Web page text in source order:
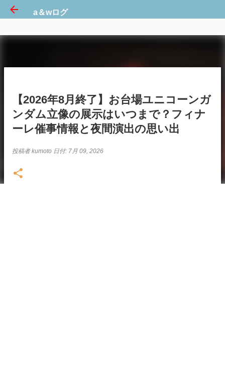
スキップしてメイン コンテンツに移動
a＆wログ
【2026年8月終了】お台場ユニコーンガ
ンダム立像の展示はいつまで？フィナ
ーレ催事情報と夜間演出の思い出
投稿者kumoto 日付: 7月 09, 2026